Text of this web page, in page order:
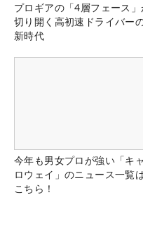
プロギアの「4層フェース」
切り開く高初速ドライバー
新時代
今年も男女プロが強い「キャ
ロウェイ」のニュース一覧
こちら！